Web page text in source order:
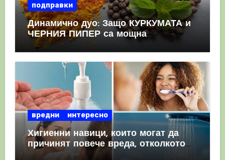
подправки
Динамично дуо: Защо КУРКУМАТА и
ЧЕРНИЯ ПИПЕР са мощна
комбинация
вредни интересно
Хигиенни навици, които могат да
причинят повече вреда, отколкото
полза